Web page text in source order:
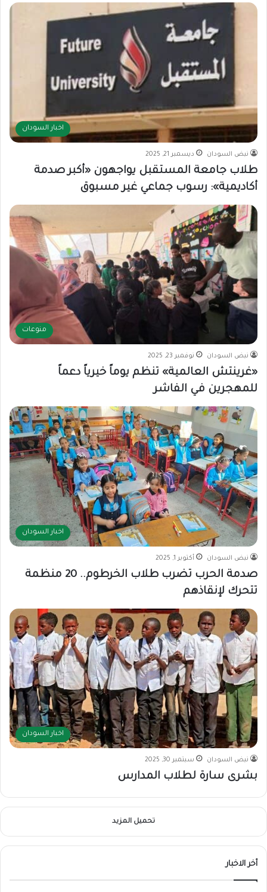
اخبار السودان
نبض السودان ديسمبر 21, 2025
طلاب جامعة المستقبل يواجهون «أكبر صدمة
أكاديمية»: رسوب جماعي غير مسبوق
منوعات
نبض السودان نوفمبر 23, 2025
«غرينتش العالمية» تنظم يوماً خيرياً دعماً
للمهجرين في الفاشر
اخبار السودان
نبض السودان أكتوبر 1, 2025
صدمة الحرب تضرب طلاب الخرطوم.. 20 منظمة
تتحرك لإنقاذهم
اخبار السودان
نبض السودان سبتمبر 30, 2025
بشرى سارة لطلاب المدارس
تحميل المزيد
أخر الاخبار